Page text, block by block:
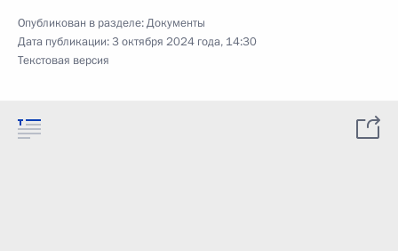
Опубликован в разделе:Документы
Дата публикации:3 октября 2024 года, 14:30
Текстовая версия